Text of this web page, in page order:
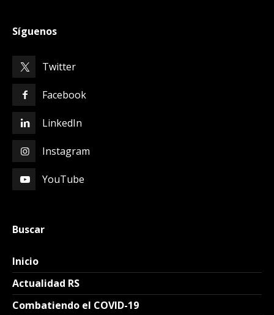
Síguenos
Twitter
Facebook
LinkedIn
Instagram
YouTube
Buscar
Inicio
Actualidad RS
Combatiendo el COVID-19